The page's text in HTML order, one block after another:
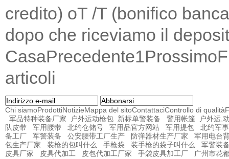
credito) oT /T (bonifico
dopo che riceviamo il
CasaPrecedente1Prossimo
articoli
Chi siamoProdottiNotizieMappa del sitoContattaciControllo di qualità
军品特种装备厂家
户外运动枪包 新标单警装备 警用帐篷
户外运,
队皮带
军用腰带 北约仓储号 军用品官方网站 军用提包
北约军
备工厂
军警装备 公安腰带工厂生产 防弹器材生产厂家
军用电台
包生产厂家
装枪的包叫什么 手枪袋 装手枪的袋子叫什么
军警装
皮具厂家
皮具代加工 皮包代加工厂家 手袋皮具加工厂
广州市花